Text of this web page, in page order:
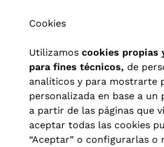
Cookies
Utilizamos cookies propias
para fines técnicos, de
analíticos y para mostrarte
personalizada en base a un
a partir de las páginas que
aceptar todas las cookies
“Aceptar” o configurarlas o